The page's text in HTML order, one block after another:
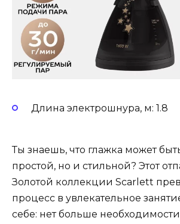
Длина электрошнура, м: 1.8
Ты знаешь, что глажка может
простой, но и стильной? Этот
Золотой коллекции Scarlett
процесс в увлекательное
себе: нет больше